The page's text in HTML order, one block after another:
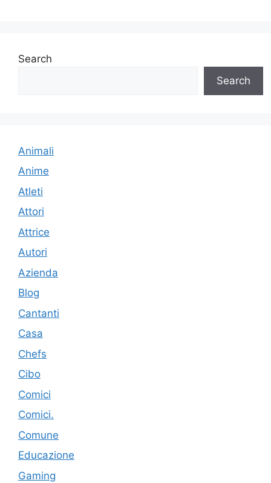
Search
Search
Animali
Anime
Atleti
Attori
Attrice
Autori
Azienda
Blog
Cantanti
Casa
Chefs
Cibo
Comici
Comici.
Comune
Educazione
Gaming